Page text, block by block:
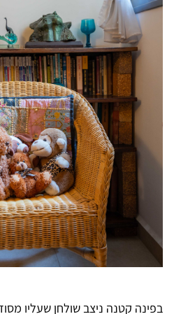
בפינה קטנה ניצב שולחן שעליו